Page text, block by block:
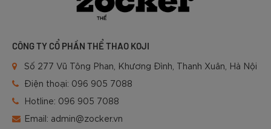
CÔNG TY CỔ PHẦN THỂ THAO KOJI
Số 277 Vũ Tông Phan, Khương Đình, Thanh Xuân, Hà Nội
Điện thoại: 096 905 7088
Hotline: 096 905 7088
Email: admin@zocker.vn